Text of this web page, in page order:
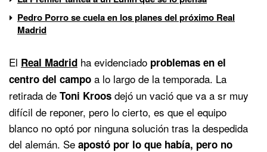
Pedro Porro se cuela en los planes del próximo Real
Madrid
El Real Madrid ha evidenciado problemas en el
centro del campo a lo largo de la temporada. La
retirada de Toni Kroos dejó un vació que va a sr muy
difícil de reponer, pero lo cierto, es que el equipo
blanco no optó por ninguna solución tras la despedida
del alemán. Se apostó por lo que había, pero no